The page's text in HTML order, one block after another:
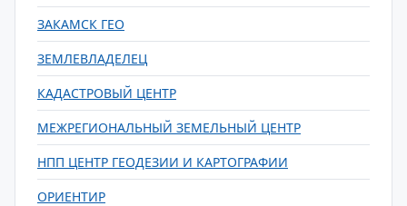
ЗАКАМСК ГЕО
ЗЕМЛЕВЛАДЕЛЕЦ
КАДАСТРОВЫЙ ЦЕНТР
МЕЖРЕГИОНАЛЬНЫЙ ЗЕМЕЛЬНЫЙ ЦЕНТР
НПП ЦЕНТР ГЕОДЕЗИИ И КАРТОГРАФИИ
ОРИЕНТИР